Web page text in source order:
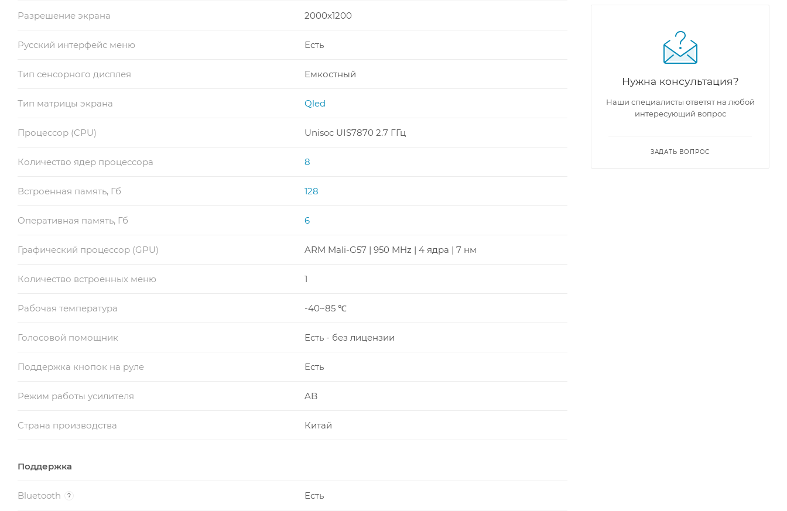
Разрешение экрана 2000x1200
Русский интерфейс меню Есть
Тип сенсорного дисплея Емкостный
Тип матрицы экрана Qled
Процессор (CPU) Unisoc UIS7870 2.7 ГГц
Количество ядер процессора 8
Встроенная память, Гб 128
Оперативная память, Гб 6
Графический процессор (GPU) ARM Mali-G57 | 950 MHz | 4 ядра | 7 нм
Количество встроенных меню 1
Рабочая температура -40~85 ℃
Голосовой помощник Есть - без лицензии
Поддержка кнопок на руле Есть
Режим работы усилителя AB
Страна производства Китай
Поддержка
Bluetooth ? Есть
Нужна консультация?
Наши специалисты ответят на любой
интересующий вопрос
ЗАДАТЬ ВОПРОС